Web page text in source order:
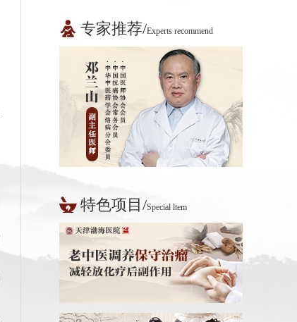
专家推荐/Experts recommend
特色项目/Special ltem